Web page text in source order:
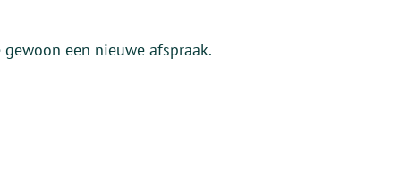
een nieuwe afspraak.